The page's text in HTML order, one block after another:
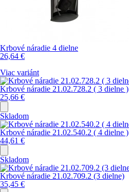
Krbové náradie 4 dielne
26,64 €
Viac variánt
Krbové náradie 21.02.728.2 ( 3 dielne )
25,66 €
Skladom
Krbové náradie 21.02.540.2 ( 4 dielne )
44,61 €
Skladom
Krbové náradie 21.02.709.2 (3 dielne)
35,45 €